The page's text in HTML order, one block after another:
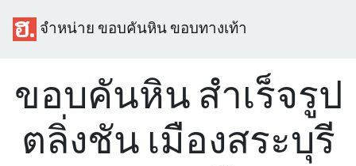
จำหน่าย ขอบคันหิน ขอบทางเท้า
ขอบคันหิน สำเร็จรูป
ตลิ่งชัน เมืองสระบุรี